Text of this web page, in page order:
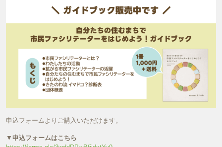
申込フォームよりご購入いただけます。
▼ 申込フォームはこちら